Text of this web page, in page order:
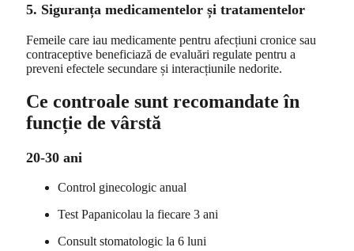
5. Siguranța medicamentelor și tratamentelor
Femeile care iau medicamente pentru afecțiuni cronice sau
contraceptive beneficiază de evaluări regulate pentru a
preveni efectele secundare și interacțiunile nedorite.
Ce controale sunt recomandate în
funcție de vârstă
20-30 ani
Control ginecologic anual
Test Papanicolau la fiecare 3 ani
Consult stomatologic la 6 luni